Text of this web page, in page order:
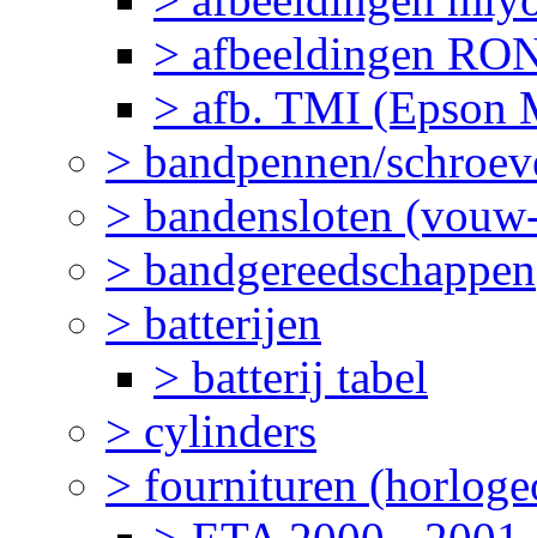
> afbeeldingen
> afb. TMI (Epson
> bandpennen/
> bandensloten
> bandgereedschappen
> batterijen
> batterij tabel
> cylinders
> fournituren